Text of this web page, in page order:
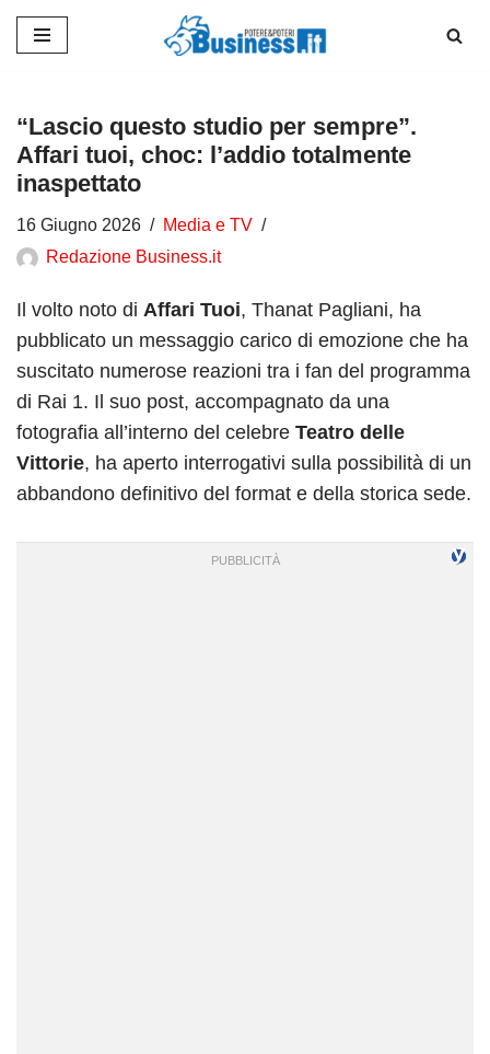
contenuto
“Lascio questo studio per sempre”.
Affari tuoi, choc: l’addio totalmente
inaspettato
16 Giugno 2026
Media e TV
Redazione Business.it
Il volto noto di Affari Tuoi, Thanat Pagliani, ha
pubblicato un messaggio carico di emozione che ha
suscitato numerose reazioni tra i fan del programma
di Rai 1. Il suo post, accompagnato da una
fotografia all’interno del celebre Teatro delle
Vittorie, ha aperto interrogativi sulla possibilità di un
abbandono definitivo del format e della storica sede.